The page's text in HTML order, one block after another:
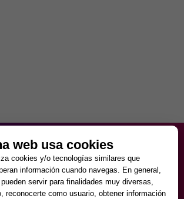
de Lunes a Viernes
9:30 - 20:00
Sábados
- 14:00 y 17:00 - 20:00
Domingos cerrado.
web usa cookies
cookies y/o tecnologías similares que
información cuando navegas. En general,
servir para finalidades muy diversas,
reconocerte como usuario, obtener información